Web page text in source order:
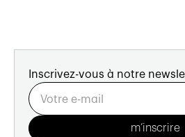
Inscrivez-vous à notre